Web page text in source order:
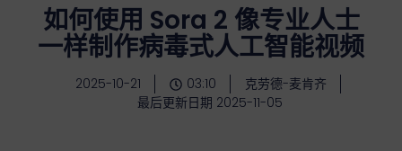
如何使用 Sora 2 像专业人士
一样制作病毒式人工智能视频
2025-10-21 03:10
克劳德-麦肯齐
最后更新日期 2025-11-05